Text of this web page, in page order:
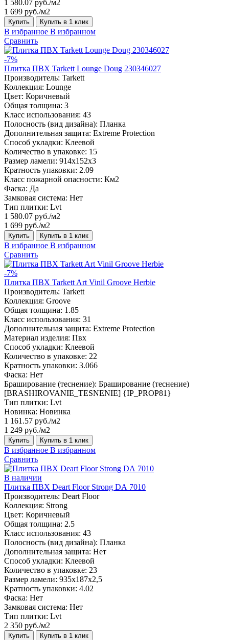
1 580.07 руб./м2
1 699 руб./м2
Купить Купить в 1 клик
В избранное В избранном
Сравнить
-7%
Плитка ПВХ Tarkett Lounge Doug 230346027
Производитель: Tarkett
Коллекция: Lounge
Цвет: Коричневый
Общая толщина: 3
Класс использования: 43
Полосность (вид дизайна): Планка
Дополнительная защита: Extreme Protection
Способ укладки: Клеевой
Количество в упаковке: 15
Размер ламели: 914x152x3
Кратность упаковки: 2.09
Класс пожарной опасности: Км2
Фаска: Да
Замковая система: Нет
Тип плитки: Lvt
1 580.07 руб./м2
1 699 руб./м2
Купить Купить в 1 клик
В избранное В избранном
Сравнить
-7%
Плитка ПВХ Tarkett Art Vinil Groove Herbie
Производитель: Tarkett
Коллекция: Groove
Общая толщина: 1.85
Класс использования: 31
Дополнительная защита: Extreme Protection
Материал изделия: Пвх
Способ укладки: Клеевой
Количество в упаковке: 22
Кратность упаковки: 3.066
Фаска: Нет
Браширование (теснение): Браширование (теснение)
[BRASHIROVANIE_TESNENIE] {IP_PROP81}
Тип плитки: Lvt
Новинка: Новинка
1 161.57 руб./м2
1 249 руб./м2
Купить Купить в 1 клик
В избранное В избранном
Сравнить
В наличии
Плитка ПВХ Deart Floor Strong DA 7010
Производитель: Deart Floor
Коллекция: Strong
Цвет: Коричневый
Общая толщина: 2.5
Класс использования: 43
Полосность (вид дизайна): Планка
Дополнительная защита: Нет
Способ укладки: Клеевой
Количество в упаковке: 23
Размер ламели: 935х187х2,5
Кратность упаковки: 4.02
Фаска: Нет
Замковая система: Нет
Тип плитки: Lvt
2 350 руб./м2
Купить Купить в 1 клик